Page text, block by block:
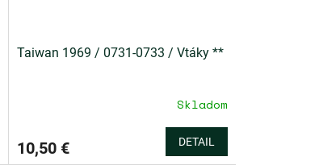
Taiwan 1969 / 0731-0733 / Vtáky **
Skladom
10,50 € DETAIL